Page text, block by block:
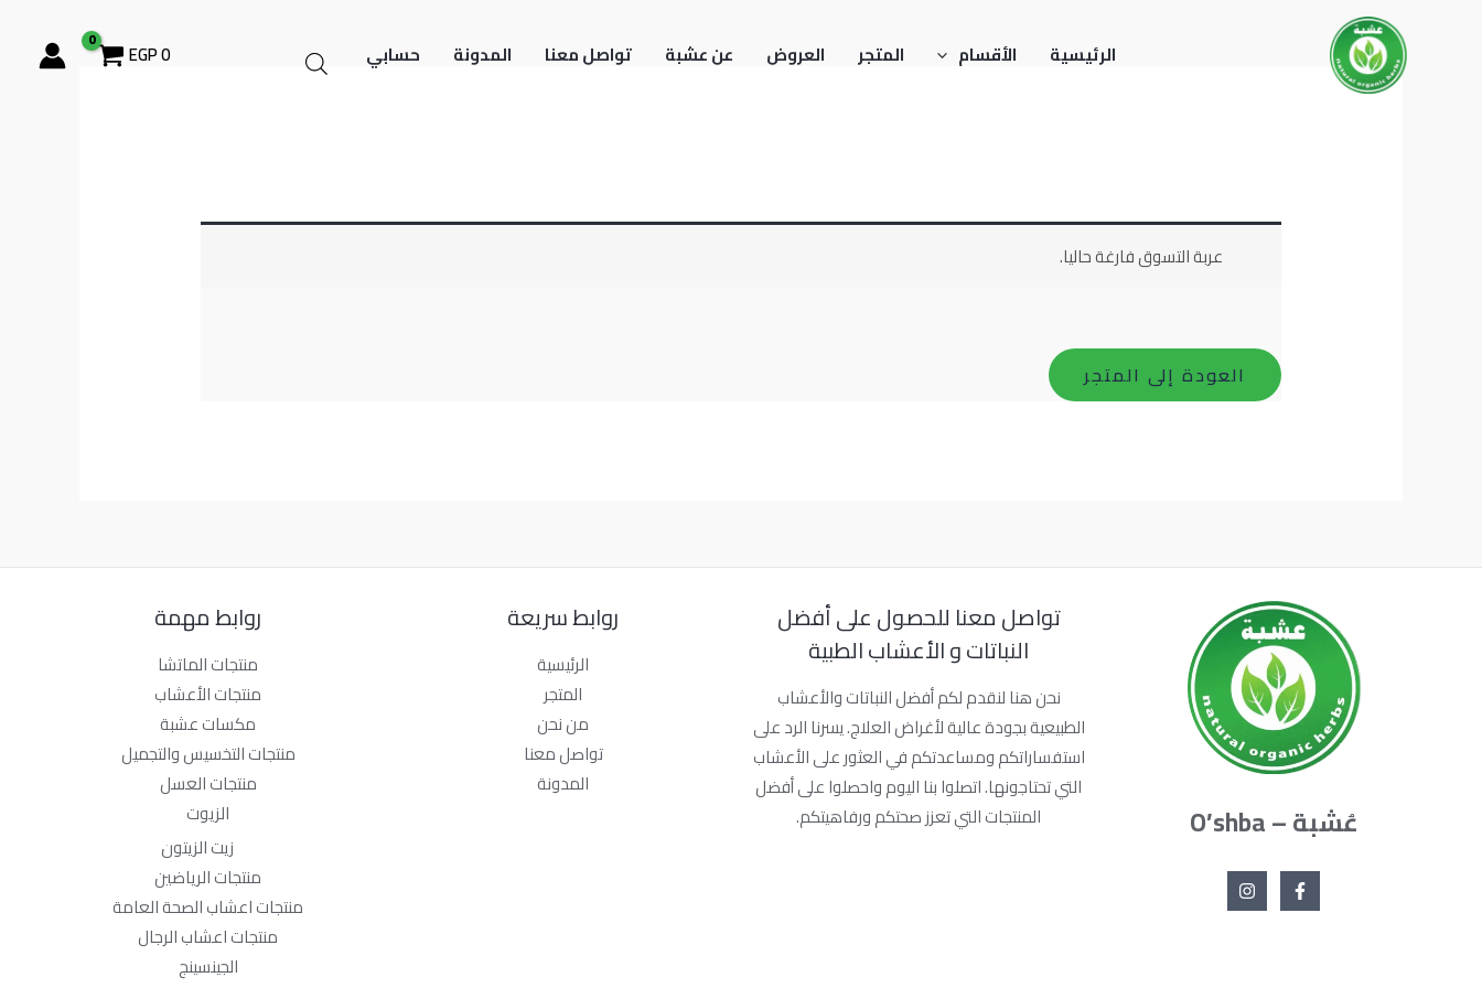
الرئيسية الأقسام المتجر العروض عن عشبة تواصل معنا المدونة حسابي EGP0
عربة التسوق فارغة حاليا.
العودة إلى المتجر
عُشبة – O’shba
تواصل معنا للحصول على أفضل
النباتات و الأعشاب الطبية
نحن هنا لنقدم لكم أفضل النباتات والأعشاب
الطبيعية بجودة عالية لأغراض العلاج. يسرنا الرد على
استفساراتكم ومساعدتكم في العثور على الأعشاب
التي تحتاجونها. اتصلوا بنا اليوم واحصلوا على أفضل
المنتجات التي تعزز صحتكم ورفاهيتكم.
روابط سريعة
الرئيسية
المتجر
من نحن
تواصل معنا
المدونة
روابط مهمة
منتجات الماتشا
منتجات الأعشاب
مكسات عشبة
منتجات التخسيس والتجميل
منتجات العسل
الزيوت
زيت الزيتون
منتجات الرياضين
منتجات اعشاب الصحة العامة
منتجات اعشاب الرجال
الجينسينج